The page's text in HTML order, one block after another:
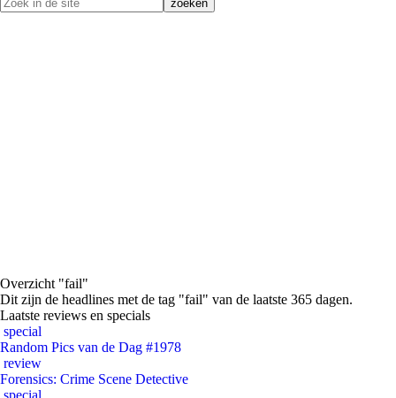
Overzicht "fail"
Dit zijn de headlines met de tag "fail" van de laatste 365 dagen.
Laatste reviews en specials
special
Random Pics van de Dag #1978
review
Forensics: Crime Scene Detective
special